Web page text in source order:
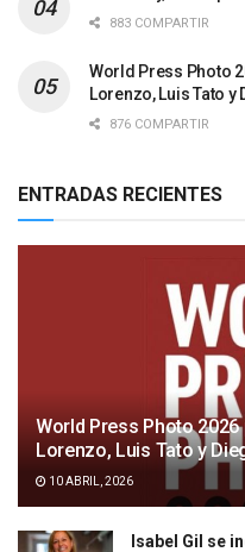
883 COMPARTIR
World Press Photo
Lorenzo, Luis Tato
876 COMPARTIR
ENTRADAS RECIENTES
World Press Photo
Lorenzo, Luis Tato y
10 ABRIL, 2026
Isabel Gil se